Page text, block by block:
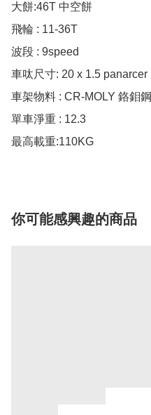
大餅:46T 中空餅
飛輪 : 11-36T
波段 : 9speed
車呔尺寸: 20 x 1.5 panarcer
車架物料 : CR-MOLY 鉻鉬鋼
單車淨重 : 12.3
你可能感興趣的商品